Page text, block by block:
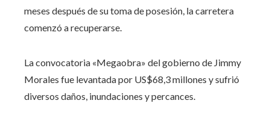
meses después de su toma de posesión, la carretera
comenzó a recuperarse.
La convocatoria «Megaobra» del gobierno de Jimmy
Morales fue levantada por US$68,3 millones y sufrió
diversos daños, inundaciones y percances.